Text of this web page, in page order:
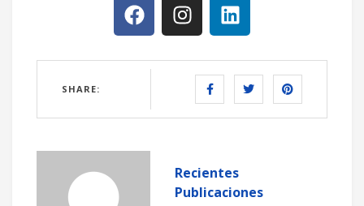
SHARE:
Recientes
Publicaciones